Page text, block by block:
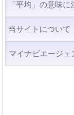
「平均」の意味に
当サイトについて
マイナビエージェ